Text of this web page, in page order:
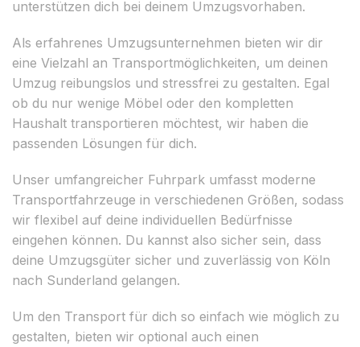
unterstützen dich bei deinem Umzugsvorhaben.
Als erfahrenes Umzugsunternehmen bieten wir dir
eine Vielzahl an Transportmöglichkeiten, um deinen
Umzug reibungslos und stressfrei zu gestalten. Egal
ob du nur wenige Möbel oder den kompletten
Haushalt transportieren möchtest, wir haben die
passenden Lösungen für dich.
Unser umfangreicher Fuhrpark umfasst moderne
Transportfahrzeuge in verschiedenen Größen, sodass
wir flexibel auf deine individuellen Bedürfnisse
eingehen können. Du kannst also sicher sein, dass
deine Umzugsgüter sicher und zuverlässig von Köln
nach Sunderland gelangen.
Um den Transport für dich so einfach wie möglich zu
gestalten, bieten wir optional auch einen